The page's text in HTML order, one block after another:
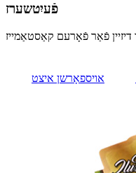
פֿעיִטשערז
פֿאַר פֿאָרעם קאַסטאַמייז